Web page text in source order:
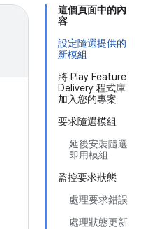
這個頁面中的內
容
設定隨選提供的
新模組
將 Play Feature
Delivery 程式庫
加入您的專案
要求隨選模組
延後安裝隨選
即用模組
監控要求狀態
處理要求錯誤
處理狀態更新